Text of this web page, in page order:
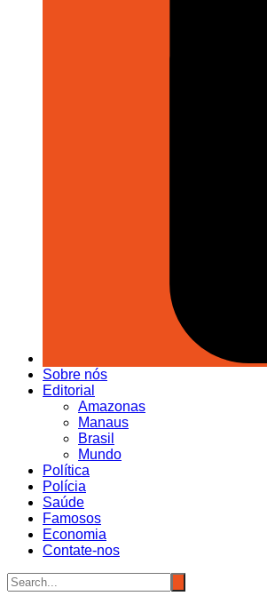
Sobre nós
Editorial
Amazonas
Manaus
Brasil
Mundo
Política
Polícia
Saúde
Famosos
Economia
Contate-nos